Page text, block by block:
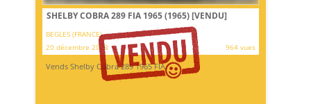
SHELBY COBRA 289 FIA 1965 (1965)[VENDU]
BEGLES (FRANCE)
20 décembre 2023
964 vues
Vends Shelby Cobra 289 1965 FIA.